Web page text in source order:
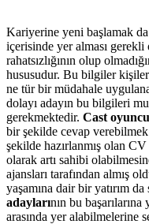
Kariyerine yeni başlamak
içerisinde yer alması
rahatsızlığının olup
hususudur. Bu bilgiler
ne tür bir müdahale
dolayı adayın bu bilgileri
gerekmektedir. Cast
bir şekilde cevap
şekilde hazırlanmış olan
olarak artı sahibi
ajansları tarafından almış
yaşamına dair bir yatırım
adaylarının bu
arasında yer alabilmelerine